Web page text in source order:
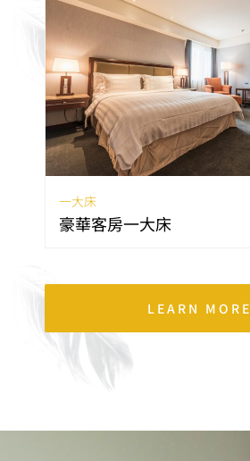
一大床
豪華客房一大床
LEARN MORE